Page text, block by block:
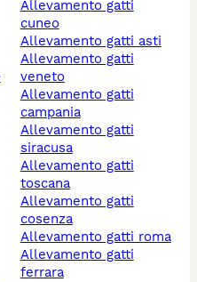
allevamento gatti
cuneo
allevamento gatti asti
allevamento gatti
veneto
allevamento gatti
campania
allevamento gatti
siracusa
allevamento gatti
toscana
allevamento gatti
cosenza
allevamento gatti roma
allevamento gatti
ferrara